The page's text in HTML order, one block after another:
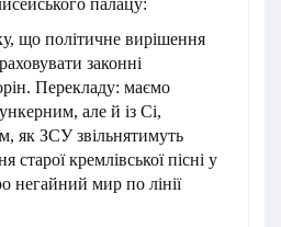
палацу:
що політичне вирішення
законні
Перекладу: маємо
але й із Сі,
як ЗСУ звільнятимуть
кремлівської пісні у
негайний мир по лінії